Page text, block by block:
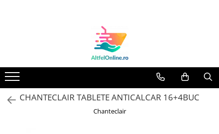
Produse Cosmetice Premium
Reducere 20% la achizitionarea a
minimum 3 produse identice
Oferte
Balsam Rufe
CHANTECLAIR TABLETE ANTICALCAR 16+4BUC
Chanteclair